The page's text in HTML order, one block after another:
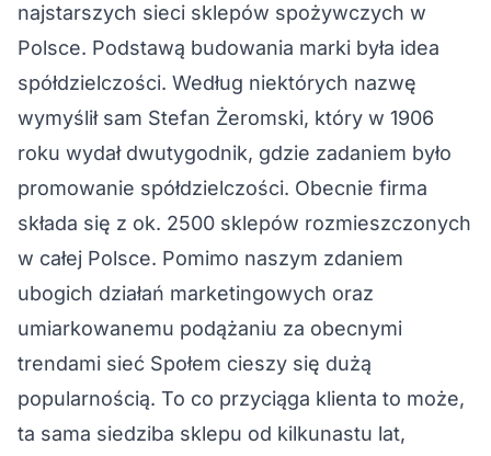
najstarszych sieci sklepów spożywczych w
Polsce. Podstawą budowania marki była idea
spółdzielczości. Według niektórych nazwę
wymyślił sam Stefan Żeromski, który w 1906
roku wydał dwutygodnik, gdzie zadaniem było
promowanie spółdzielczości. Obecnie firma
składa się z ok. 2500 sklepów rozmieszczonych
w całej Polsce. Pomimo naszym zdaniem
ubogich działań marketingowych oraz
umiarkowanemu podążaniu za obecnymi
trendami sieć Społem cieszy się dużą
popularnością. To co przyciąga klienta to może,
ta sama siedziba sklepu od kilkunastu lat,